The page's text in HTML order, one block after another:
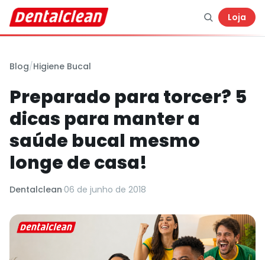
Loja
Blog/Higiene Bucal
Preparado para torcer? 5
dicas para manter a
saúde bucal mesmo
longe de casa!
Dentalclean·06 de junho de 2018